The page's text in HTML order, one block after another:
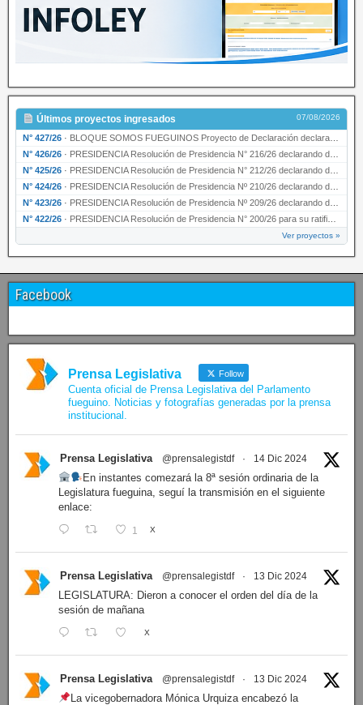
Últimos proyectos ingresados 07/08/2026
N° 427/26 · BLOQUE SOMOS FUEGUINOS Proyecto de Declaración declarando de interés provincial PRESIDENCI…
N° 426/26 · PRESIDENCIA Resolución de Presidencia N° 216/26 declarando de interés provincial la labor …
N° 425/26 · PRESIDENCIA Resolución de Presidencia N° 212/26 declarando de interés provincial el “50° A…
N° 424/26 · PRESIDENCIA Resolución de Presidencia Nº 210/26 declarando de interés provincial el proyec…
N° 423/26 · PRESIDENCIA Resolución de Presidencia Nº 209/26 declarando de interés provincial la presen…
N° 422/26 · PRESIDENCIA Resolución de Presidencia N° 200/26 para su ratificación.
Ver proyectos »
Facebook
Prensa Legislativa Follow
Cuenta oficial de Prensa Legislativa del Parlamento
fueguino. Noticias y fotografías generadas por la prensa
institucional.
Prensa Legislativa @prensalegistdf · 14 Dic 2024
En instantes comezará la 8ª sesión ordinaria de la
Legislatura fueguina, seguí la transmisión en el siguiente
enlace:
1 X
Prensa Legislativa @prensalegistdf · 13 Dic 2024
LEGISLATURA: Dieron a conocer el orden del día de la
sesión de mañana
X
Prensa Legislativa @prensalegistdf · 13 Dic 2024
La vicegobernadora Mónica Urquiza encabezó la